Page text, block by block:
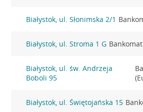
Białystok, ul. Słonimska 2/1
Białystok, ul. Stroma 1 G
Białystok, ul. św. Andrzeja
Boboli 95
Białystok, ul. Świętojańska 15